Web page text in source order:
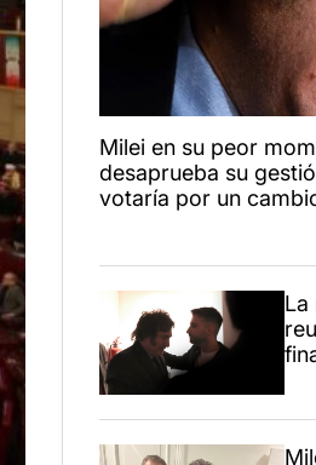
Milei en su peor
desaprueba su
votaría por un
La